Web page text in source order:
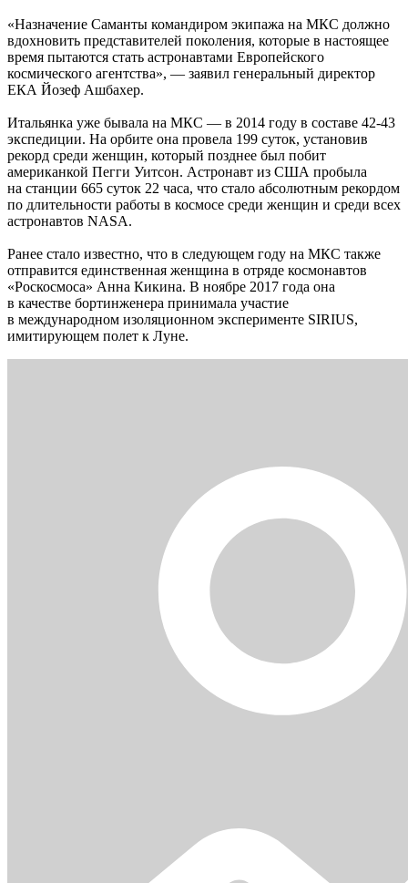
«Назначение Саманты командиром экипажа на МКС должно
вдохновить представителей поколения, которые в настоящее
время пытаются стать астронавтами Европейского
космического агентства», — заявил генеральный директор
ЕКА Йозеф Ашбахер.
Итальянка уже бывала на МКС — в 2014 году в составе 42-43
экспедиции. На орбите она провела 199 суток, установив
рекорд среди женщин, который позднее был побит
американкой Пегги Уитсон. Астронавт из США пробыла
на станции 665 суток 22 часа, что стало абсолютным рекордом
по длительности работы в космосе среди женщин и среди всех
астронавтов NASA.
Ранее стало известно, что в следующем году на МКС также
отправится единственная женщина в отряде космонавтов
«Роскосмоса» Анна Кикина. В ноябре 2017 года она
в качестве бортинженера принимала участие
в международном изоляционном эксперименте SIRIUS,
имитирующем полет к Луне.